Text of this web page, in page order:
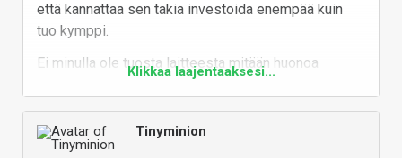
download software or data sheet about TL866 and
ET7190
programmer-ch341a-
halvimmillaan about 100e kalliimpi kun perus 9070.
Enemmän jos noiden kanssa näpertelee, niin 70e
perusteltavissa, mutta jos puhutaan
kertaluontoisesta päivityksestä, niin en näe mitään
järkeä ostaa tuota sen 10e tikun sijaan.
Vastaa
että kannattaa sen takia investoida enempää kuin
tuo kymppi.
Ei minulla ole tuosta laitteesta mitään huonoa
sanottavaa, kunhan kontakti oli kunnossa niin se
Vastaa
Klikkaa laajentaaksesi...
Tinyminion